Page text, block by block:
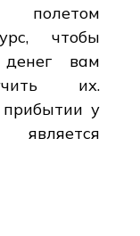
полетом
чтобы
вам
их.
у